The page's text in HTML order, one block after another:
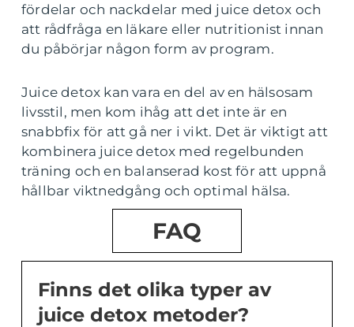
fördelar och nackdelar med juice detox och
att rådfråga en läkare eller nutritionist innan
du påbörjar någon form av program.
Juice detox kan vara en del av en hälsosam
livsstil, men kom ihåg att det inte är en
snabbfix för att gå ner i vikt. Det är viktigt att
kombinera juice detox med regelbunden
träning och en balanserad kost för att uppnå
hållbar viktnedgång och optimal hälsa.
FAQ
Finns det olika typer av
juice detox metoder?